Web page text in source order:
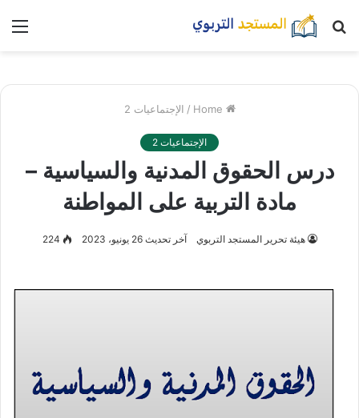
بحث
/ الإجتماعيات 2
الإجتماعيات 2
درس الحقوق المدنية والسياسية –
مادة التربية على المواطنة
هيئة تحرير المستجد التربوي آخر تحديث 26 يونيو، 2023 224